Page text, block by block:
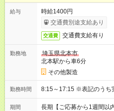
給与
時給1400円
交通費別途支給あり
交通費 交通費支給有り
勤務地
埼玉県北本市
北本駅から車6分
その他製造
勤務時間 8:15～17:15 ※表記
期間
長期【ご応募から1週間以